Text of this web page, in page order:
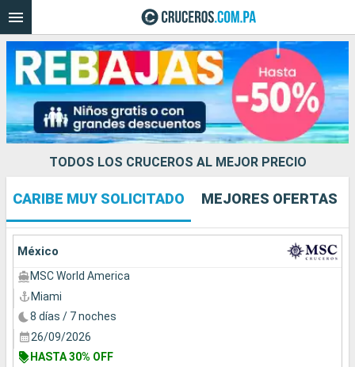
Nuestros destinos
Fecha de salida
TODOS LOS CRUCEROS AL MEJOR PRECIO
CARIBE MUY SOLICITADO MEJORES OFERTAS
México
MSC World America
Miami
8 días / 7 noches
26/09/2026
HASTA 30% OFF